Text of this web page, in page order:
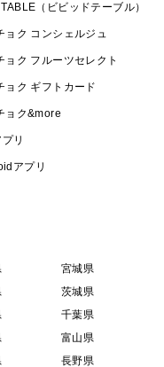
（ビビッドテーブル）
ョク コンシェルジュ
ョク フルーツセレクト
ョク ギフトカード
ョク&more
リ
アプリ
宮城県
茨城県
千葉県
富山県
長野県